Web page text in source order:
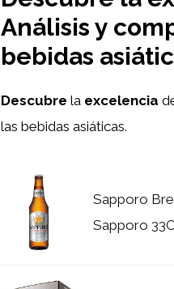
Análisis y
bebidas
Descubre la excelencia
las bebidas asiáticas.
Sapporo
Sapporo